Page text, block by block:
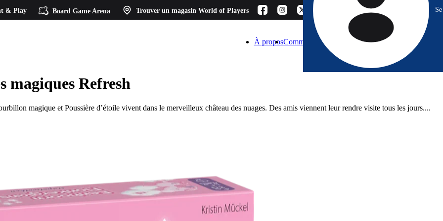
& Play Board Game Arena Trouver un magasin World of Players
À proposComment choisir ? BlogEspace Pro Contact
magiques Refresh
magique et Poussière d’étoile vivent dans le merveilleux château des nuages. Des amis viennent leur rendre visite tous les jours....